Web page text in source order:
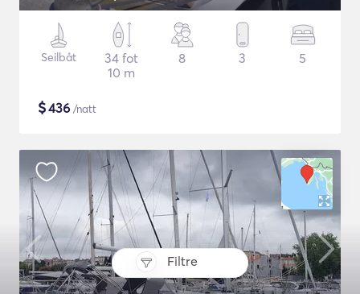
Filtre
Seilbåt
34 fot
10 m
8 3 5
$436 /natt